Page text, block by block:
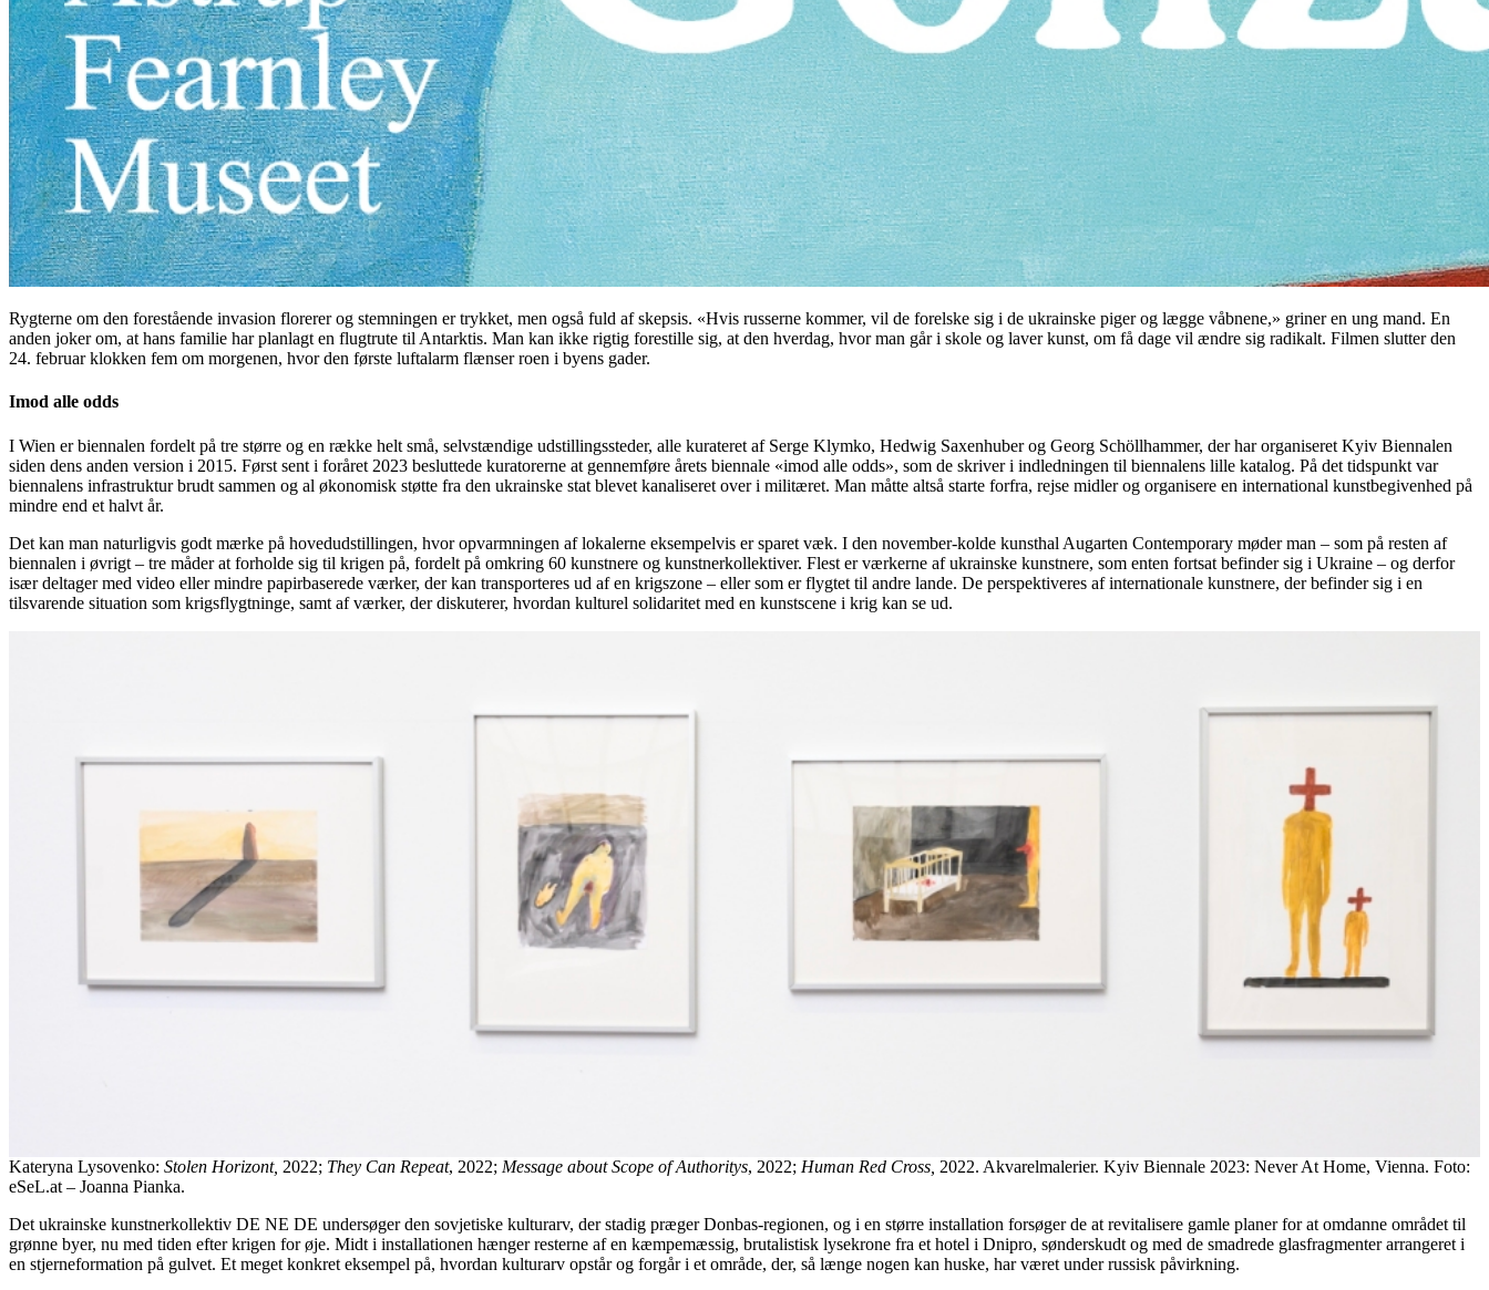
Rygterne om den forestående invasion florerer og stemningen er trykket, men også fuld af skepsis. «Hvis russerne kommer, vil de forelske sig i de ukrainske piger og lægge våbnene,» griner en ung mand. En
anden joker om, at hans familie har planlagt en flugtrute til Antarktis. Man kan ikke rigtig forestille sig, at den hverdag, hvor man går i skole og laver kunst, om få dage vil ændre sig radikalt. Filmen slutter den
24. februar klokken fem om morgenen, hvor den første luftalarm flænser roen i byens gader.
Imod alle odds
I Wien er biennalen fordelt på tre større og en række helt små, selvstændige udstillingssteder, alle kurateret af Serge Klymko, Hedwig Saxenhuber og Georg Schöllhammer, der har organiseret Kyiv Biennalen
siden dens anden version i 2015. Først sent i foråret 2023 besluttede kuratorerne at gennemføre årets biennale «imod alle odds», som de skriver i indledningen til biennalens lille katalog. På det tidspunkt var
biennalens infrastruktur brudt sammen og al økonomisk støtte fra den ukrainske stat blevet kanaliseret over i militæret. Man måtte altså starte forfra, rejse midler og organisere en international kunstbegivenhed på
mindre end et halvt år.
Det kan man naturligvis godt mærke på hovedudstillingen, hvor opvarmningen af lokalerne eksempelvis er sparet væk. I den november-kolde kunsthal Augarten Contemporary møder man – som på resten af
biennalen i øvrigt – tre måder at forholde sig til krigen på, fordelt på omkring 60 kunstnere og kunstnerkollektiver. Flest er værkerne af ukrainske kunstnere, som enten fortsat befinder sig i Ukraine – og derfor
især deltager med video eller mindre papirbaserede værker, der kan transporteres ud af en krigszone – eller som er flygtet til andre lande. De perspektiveres af internationale kunstnere, der befinder sig i en
tilsvarende situation som krigsflygtninge, samt af værker, der diskuterer, hvordan kulturel solidaritet med en kunstscene i krig kan se ud.
Kateryna Lysovenko: Stolen Horizont, 2022; They Can Repeat, 2022; Message about Scope of Authoritys, 2022; Human Red Cross, 2022. Akvarelmalerier. Kyiv Biennale 2023: Never At Home, Vienna. Foto:
eSeL.at – Joanna Pianka.
Det ukrainske kunstnerkollektiv DE NE DE undersøger den sovjetiske kulturarv, der stadig præger Donbas-regionen, og i en større installation forsøger de at revitalisere gamle planer for at omdanne området til
grønne byer, nu med tiden efter krigen for øje. Midt i installationen hænger resterne af en kæmpemæssig, brutalistisk lysekrone fra et hotel i Dnipro, sønderskudt og med de smadrede glasfragmenter arrangeret i
en stjerneformation på gulvet. Et meget konkret eksempel på, hvordan kulturarv opstår og forgår i et område, der, så længe nogen kan huske, har været under russisk påvirkning.